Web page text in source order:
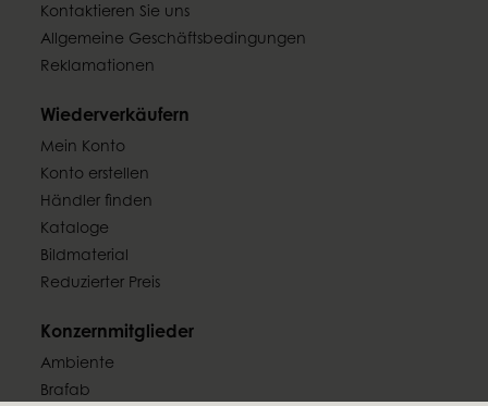
Kontaktieren Sie uns
Allgemeine Geschäftsbedingungen
Reklamationen
Wiederverkäufern
Mein Konto
Konto erstellen
Händler finden
Kataloge
Bildmaterial
Reduzierter Preis
Konzernmitglieder
Ambiente
Brafab